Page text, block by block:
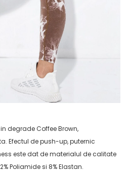
degrade Coffee Brown,
Efectul de push-up, puternic
este dat de materialul de calitate
Poliamide si 8% Elastan.